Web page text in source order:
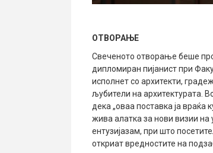
ОТВОРАЊЕ
Свеченото отворање беше
дипломиран пијанист при
исполнет со архитекти,
љубители на архитектурата.
дека „оваа поставка ја враќа
жива алатка за нови визии на
ентузијазам, при што
откриат вредностите на